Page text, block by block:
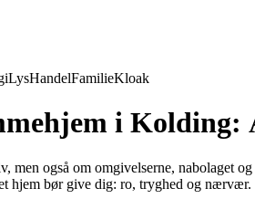
LysHandelFamilieKloak
i Kolding:
men også om omgivelserne,
hjem bør give dig: ro, tryghed og nærvær.